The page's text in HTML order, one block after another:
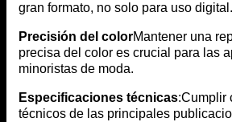
gran formato, no solo para uso digital.
Precisión del colorMantener una
precisa del color es crucial para las
minoristas de moda.
Especificaciones técnicas:Cumplir
técnicos de las principales